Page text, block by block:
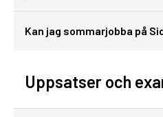
Kan jag sommarjobba på
Uppsatser och